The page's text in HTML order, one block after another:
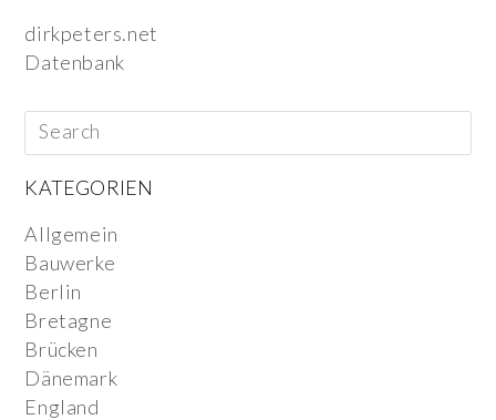
dirkpeters.net
Datenbank
KATEGORIEN
Allgemein
Bauwerke
Berlin
Bretagne
Brücken
Dänemark
England